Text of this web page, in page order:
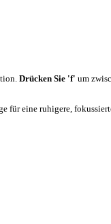
Drücken Sie 'f' um
für eine ruhigere,